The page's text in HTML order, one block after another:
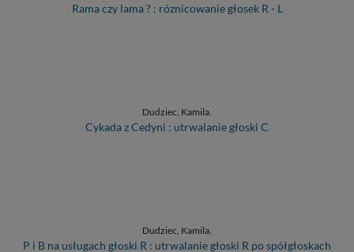
Rama czy lama ? : róznicowanie głosek R - L
Dudziec, Kamila.
Cykada z Cedyni : utrwalanie głoski C
Dudziec, Kamila.
P i B na usługach głoski R : utrwalanie głoski R po spółgłoskach